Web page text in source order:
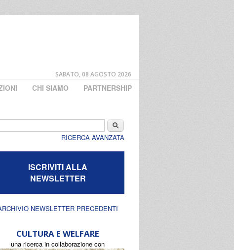
SABATO, 08 AGOSTO 2026
CHI SIAMO PARTNERSHIP
Cerca
RICERCA AVANZATA
ISCRIVITI ALLA
NEWSLETTER
NEWSLETTER PRECEDENTI
CULTURA E WELFARE
una ricerca in collaborazione con